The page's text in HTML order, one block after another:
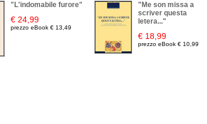
"L'indomabile furore"
€ 24,99
prezzo eBook € 13,49
"Me son missa a
scriver questa
letera..."
€ 18,99
prezzo eBook € 10,99